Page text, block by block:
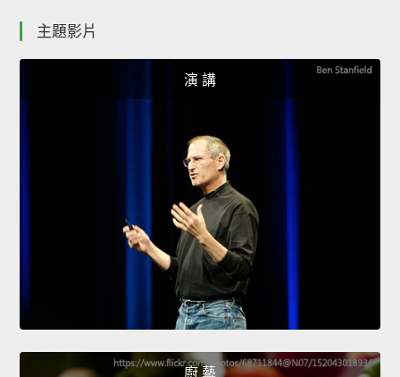
主題影片
演 講
廚 藝